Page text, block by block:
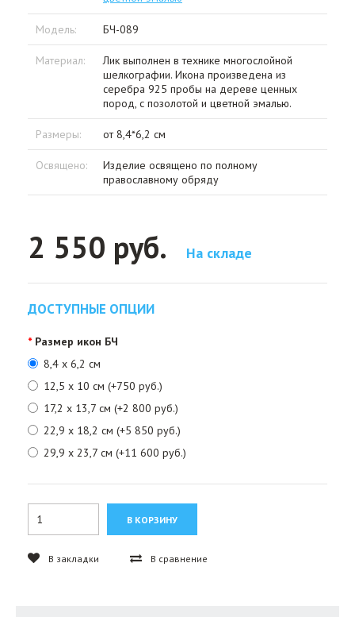
Модель: БЧ-089
Материал:
Лик выполнен в технике многослойной
шелкографии. Икона произведена из
серебра 925 пробы на дереве ценных
пород, с позолотой и цветной эмалью.
Размеры: от 8,4*6,2 см
Освящено:
Изделие освящено по полному
православному обряду
2 550 руб. На складе
ДОСТУПНЫЕ ОПЦИИ
Размер икон БЧ
8,4 х 6,2 см
12,5 x 10 см (+750 руб.)
17,2 х 13,7 см (+2 800 руб.)
22,9 х 18,2 см (+5 850 руб.)
29,9 х 23,7 см (+11 600 руб.)
В закладки В сравнение